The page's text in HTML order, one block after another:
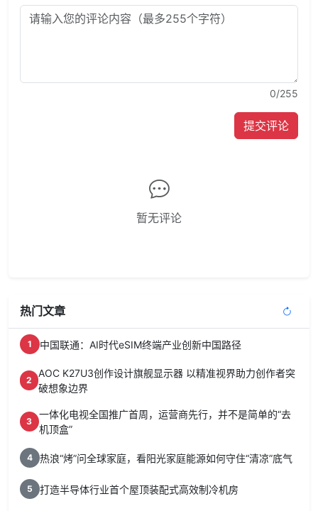
0/255
提交评论
暂无评论
热门文章
1 中国联通：AI时代eSIM终端产业创新中国路径
2
AOC K27U3创作设计旗舰显示器 以精准视界助力创作者突
破想象边界
3
一体化电视全国推广首周，运营商先行，并不是简单的“去
机顶盒”
4 热浪“烤”问全球家庭，看阳光家庭能源如何守住“清凉”底气
5 打造半导体行业首个屋顶装配式高效制冷机房